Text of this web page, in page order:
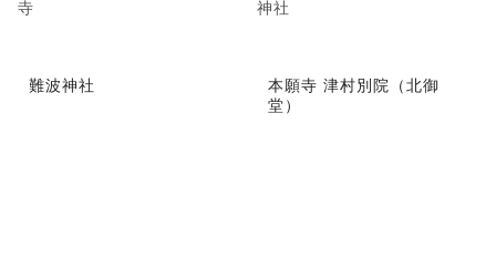
寺
神社
難波神社
本願寺 津村別院（北御
堂）